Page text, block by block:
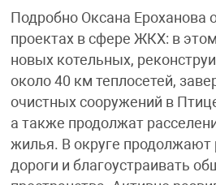
Подробно Оксана Ероханова
проектах в сфере ЖКХ: в
новых котельных,
около 40 км теплосетей,
очистных сооружений в
а также продолжат
жилья. В округе продолжают
дороги и благоустраивать